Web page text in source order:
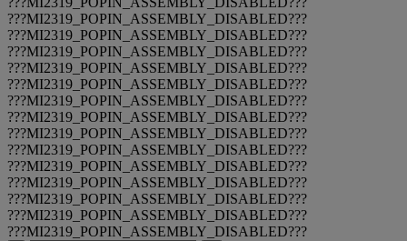
???MI2319_POPIN_ASSEMBLY_DISABLED???
???MI2319_POPIN_ASSEMBLY_DISABLED???
???MI2319_POPIN_ASSEMBLY_DISABLED???
???MI2319_POPIN_ASSEMBLY_DISABLED???
???MI2319_POPIN_ASSEMBLY_DISABLED???
???MI2319_POPIN_ASSEMBLY_DISABLED???
???MI2319_POPIN_ASSEMBLY_DISABLED???
???MI2319_POPIN_ASSEMBLY_DISABLED???
???MI2319_POPIN_ASSEMBLY_DISABLED???
???MI2319_POPIN_ASSEMBLY_DISABLED???
???MI2319_POPIN_ASSEMBLY_DISABLED???
???MI2319_POPIN_ASSEMBLY_DISABLED???
???MI2319_POPIN_ASSEMBLY_DISABLED???
???MI2319_POPIN_ASSEMBLY_DISABLED???